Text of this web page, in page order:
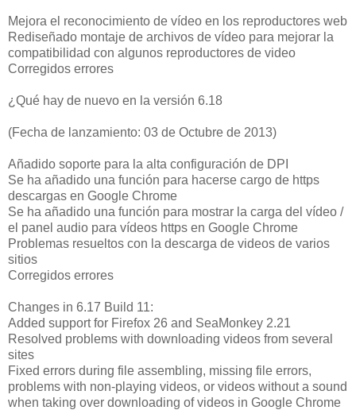
Mejora el reconocimiento de vídeo en los reproductores web
Rediseñado montaje de archivos de vídeo para mejorar la
compatibilidad con algunos reproductores de video
Corregidos errores
¿Qué hay de nuevo en la versión 6.18
(Fecha de lanzamiento: 03 de Octubre de 2013)
Añadido soporte para la alta configuración de DPI
Se ha añadido una función para hacerse cargo de https
descargas en Google Chrome
Se ha añadido una función para mostrar la carga del vídeo /
el panel audio para vídeos https en Google Chrome
Problemas resueltos con la descarga de videos de varios
sitios
Corregidos errores
Changes in 6.17 Build 11:
Added support for Firefox 26 and SeaMonkey 2.21
Resolved problems with downloading videos from several
sites
Fixed errors during file assembling, missing file errors,
problems with non-playing videos, or videos without a sound
when taking over downloading of videos in Google Chrome